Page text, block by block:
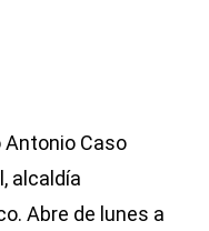
Caso
alcaldía
Abre de lunes a